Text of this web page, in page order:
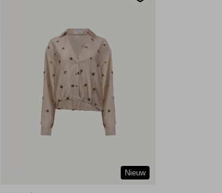
Nieuw